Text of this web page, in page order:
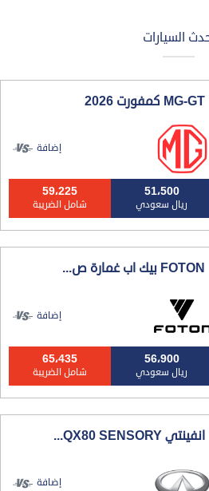
السيارات
MG-GT كمفورت 2026
إضافة
51،500
ريال سعودي
59،225
شامل الضريبة
FOTON بيك اب غمارة ص...
إضافة
56،900
ريال سعودي
65،435
شامل الضريبة
انفينتي QX80 SENSORY...
إضافة